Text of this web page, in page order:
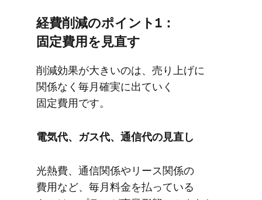
経費削減の​ポイント1：
固定費用を​見直す
削減効果が​大きいのは、​売り上げに​
関係なく​毎月​確実に​出ていく​
固定費用です。
電気代、​ガス代、​通信代の​見直し
光熱費、​通信関係やリース関係の​
費用など、​毎月​料金を​払っている​